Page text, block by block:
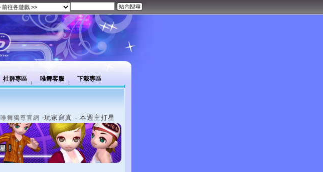
社群專區 唯舞客服 下載專區
唯舞獨尊官網 ‧玩家寫真 - 本週主打星